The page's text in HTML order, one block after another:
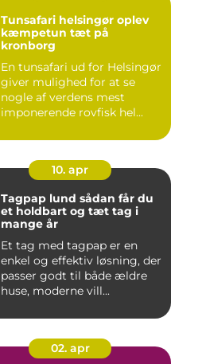
Tunsafari helsingør oplev
kæmpetun tæt på
kronborg
En tunsafari ud for Helsingør
giver mulighed for at se
nogle af verdens mest
imponerende rovfisk hel...
10. apr
Tagpap lund sådan får du
et holdbart og tæt tag i
mange år
Et tag med tagpap er en
enkel og effektiv løsning, der
passer godt til både ældre
huse, moderne vill...
02. apr